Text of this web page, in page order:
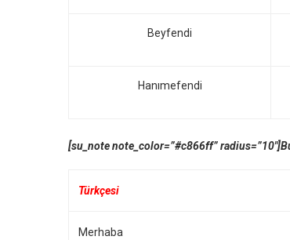
Beyfendi
Hanımefendi
[su_note note_color=”#c866ff”
Türkçesi
Merhaba